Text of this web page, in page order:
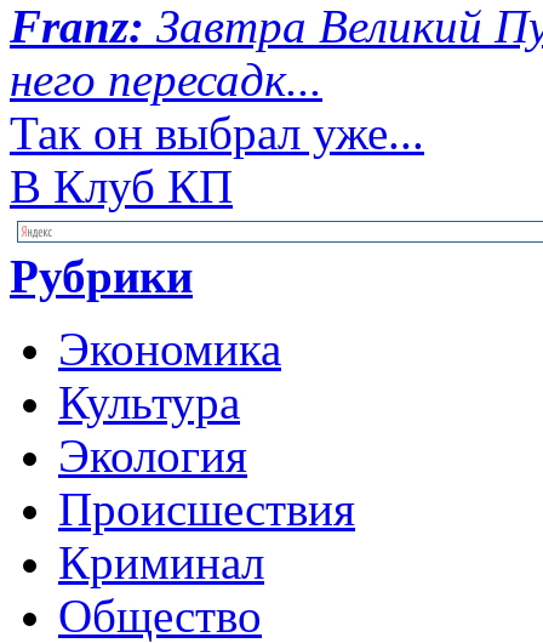
Franz: Завтра Великий
него пересадк...
Так он выбрал уже...
В Клуб КП
Рубрики
Экономика
Культура
Экология
Происшествия
Криминал
Общество